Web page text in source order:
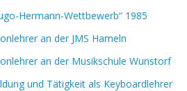
Hermann-Wettbewerb“ 1985
an der JMS Hameln
an der Musikschule Wunstorf
und Tätigkeit als Keyboardlehrer